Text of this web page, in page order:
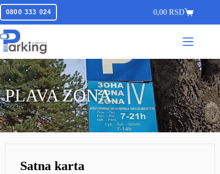
0800 333 024 0,00RSD
PLAVA ZONA
Satna karta